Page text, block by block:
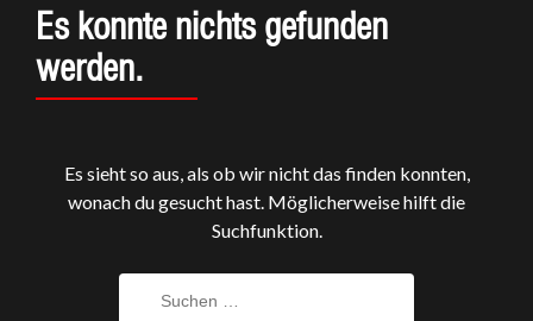
Es konnte nichts gefunden
werden.
Es sieht so aus, als ob wir nicht das finden konnten,
wonach du gesucht hast. Möglicherweise hilft die
Suchfunktion.